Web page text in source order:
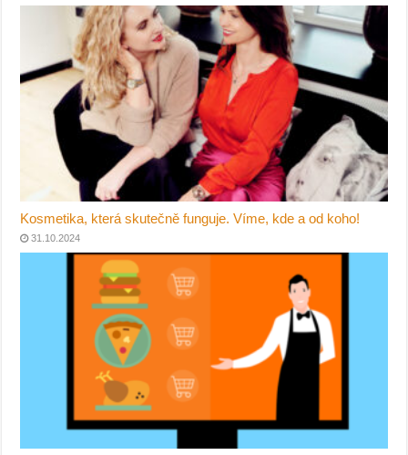
Kosmetika, která skutečně funguje. Víme, kde a od koho!
31.10.2024